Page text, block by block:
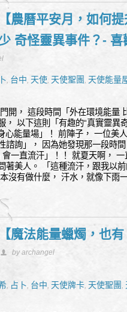
【農曆平安月，如何
奇怪靈異事件？-
, 台中, 天使, 天使聖團, 天使能量
開， 這段時間「外在環境能量
， 以下這則「有趣的“真實靈異
心能量場」！ 前陣子， 一位美
諮詢」， 因為她發現那一段時
會一直流汗」！！ 就夏天啊，
著美人。 「這種流汗，跟我以
沒有做什麼， 汗水，就像下雨
【魔法能量蠟燭，也
by archangel
, 占卜, 台中, 天使牌卡, 天使聖團 ,